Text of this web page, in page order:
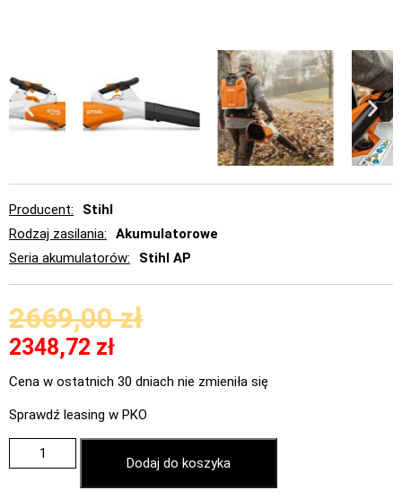
Producent
Stihl
Rodzaj zasilania
Akumulatorowe
Seria akumulatorów
Stihl AP
2669,00zł
2348,72 zł
Cena w ostatnich 30 dniach nie zmieniła się
Sprawdź leasing w PKO
Dodaj do koszyka